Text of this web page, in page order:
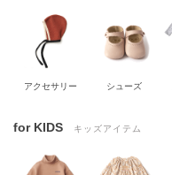
アクセサリー シューズ
for KIDS キッズアイテム